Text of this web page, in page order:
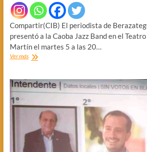
Compartir(CIB) El periodista de
presentó a la Caoba Jazz Band en el
Martín el martes 5 a las 20…
Ver másSUELDO
EN
EL
MARTIN
(CABA)